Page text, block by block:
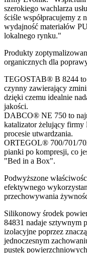
szerokiego wachlarza
ściśle współpracujemy z
wydajność materiałów
lokalnego rynku."
Produkty
organicznych dla
TEGOSTAB® B 8244
czynny zawierający
dzięki czemu idealnie
jakości.
DABCO® NE 750 to
katalizator żelujący
procesie utwardzania.
ORTEGOL® 700/701/
pianki po kompresji, co
"Bed in a Box".
Podwyższone
efektywnego
przechowywania
Silikonowy środek
84831 nadaje sztywnym
izolacyjne poprzez
jednoczesnym
pustek